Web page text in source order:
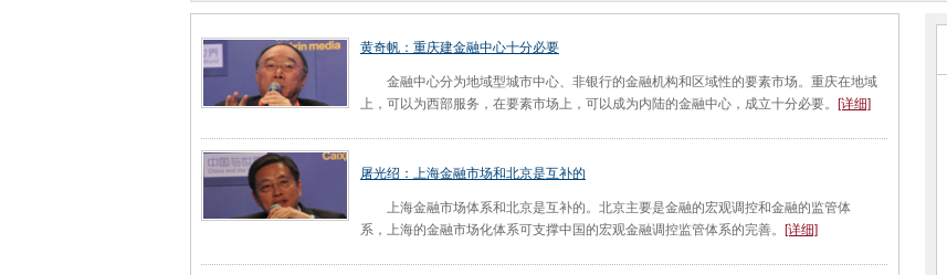
黄奇帆：重庆建金融中心十分必要
金融中心分为地域型城市中心、非银行的金融机构和区域性的要素市场。重庆在地域
上，可以为西部服务，在要素市场上，可以成为内陆的金融中心，成立十分必要。
[详细]
屠光绍：上海金融市场和北京是互补的
上海金融市场体系和北京是互补的。北京主要是金融的宏观调控和金融的监管体
系，上海的金融市场化体系可支撑中国的宏观金融调控监管体系的完善。
[详细]